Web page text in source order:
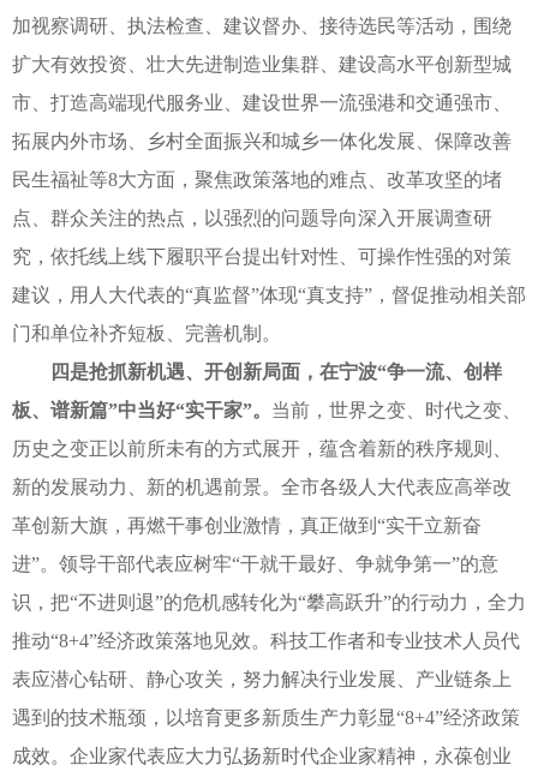
加视察调研、执法检查、建议督办、接待选民等活动，围绕
扩大有效投资、壮大先进制造业集群、建设高水平创新型城
市、打造高端现代服务业、建设世界一流强港和交通强市、
拓展内外市场、乡村全面振兴和城乡一体化发展、保障改善
民生福祉等8大方面，聚焦政策落地的难点、改革攻坚的堵
点、群众关注的热点，以强烈的问题导向深入开展调查研
究，依托线上线下履职平台提出针对性、可操作性强的对策
建议，用人大代表的“真监督”体现“真支持”，督促推动相关部
门和单位补齐短板、完善机制。
四是抢抓新机遇、开创新局面，在宁波“争一流、创样
板、谱新篇”中当好“实干家”。 当前，世界之变、时代之变、
历史之变正以前所未有的方式展开，蕴含着新的秩序规则、
新的发展动力、新的机遇前景。全市各级人大代表应高举改
革创新大旗，再燃干事创业激情，真正做到“实干立新奋
进”。领导干部代表应树牢“干就干最好、争就争第一”的意
识，把“不进则退”的危机感转化为“攀高跃升”的行动力，全力
推动“8+4”经济政策落地见效。科技工作者和专业技术人员代
表应潜心钻研、静心攻关，努力解决行业发展、产业链条上
遇到的技术瓶颈，以培育更多新质生产力彰显“8+4”经济政策
成效。企业家代表应大力弘扬新时代企业家精神，永葆创业